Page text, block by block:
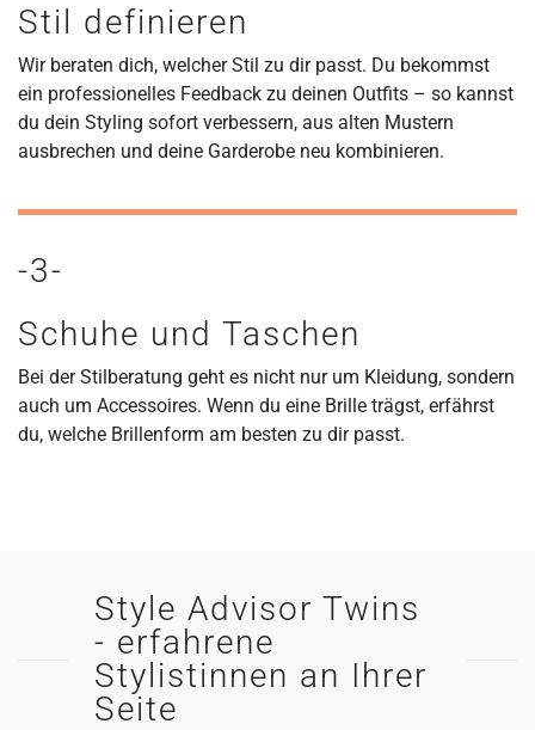
Stil definieren
Wir beraten dich, welcher Stil zu dir passt. Du bekommst
ein professionelles Feedback zu deinen Outfits – so kannst
du dein Styling sofort verbessern, aus alten Mustern
ausbrechen und deine Garderobe neu kombinieren.
-3-
Schuhe und Taschen
Bei der Stilberatung geht es nicht nur um Kleidung, sondern
auch um Accessoires. Wenn du eine Brille trägst, erfährst
du, welche Brillenform am besten zu dir passt.
Style Advisor Twins
- erfahrene
Stylistinnen an Ihrer
Seite